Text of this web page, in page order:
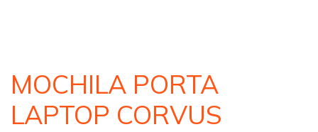
MOCHILA PORTA
LAPTOP CORVUS